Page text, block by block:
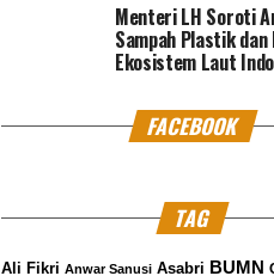
Menteri LH Soroti
Sampah Plastik
Ekosistem Laut
FACEBOOK
TAG
Ali Fikri Anwar Sanusi Asabri BUMN